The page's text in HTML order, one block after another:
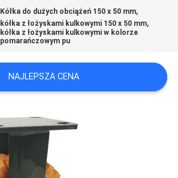
Kółka do dużych obciążeń 150 x 50 mm,
kółka z łożyskami kulkowymi 150 x 50 mm,
kółka z łożyskami kulkowymi w kolorze
pomarańczowym pu
NAJLEPSZA CENA